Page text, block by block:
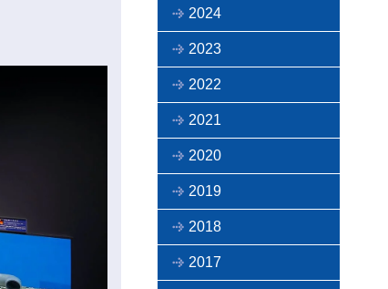
2024
2023
2022
2021
2020
2019
2018
2017